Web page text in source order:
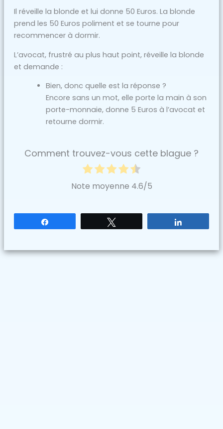
Il réveille la blonde et lui donne 50 Euros. La blonde
prend les 50 Euros poliment et se tourne pour
recommencer à dormir.
L’avocat, frustré au plus haut point, réveille la blonde
et demande :
Bien, donc quelle est la réponse ?
Encore sans un mot, elle porte la main à son
porte-monnaie, donne 5 Euros à l’avocat et
retourne dormir.
Comment trouvez-vous cette blague ?
Note moyenne 4.6/5